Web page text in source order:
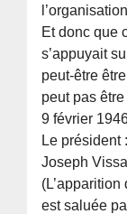
Et donc que
s’appuyait
peut-être
peut pas
9 février
Le président
Joseph
est saluée